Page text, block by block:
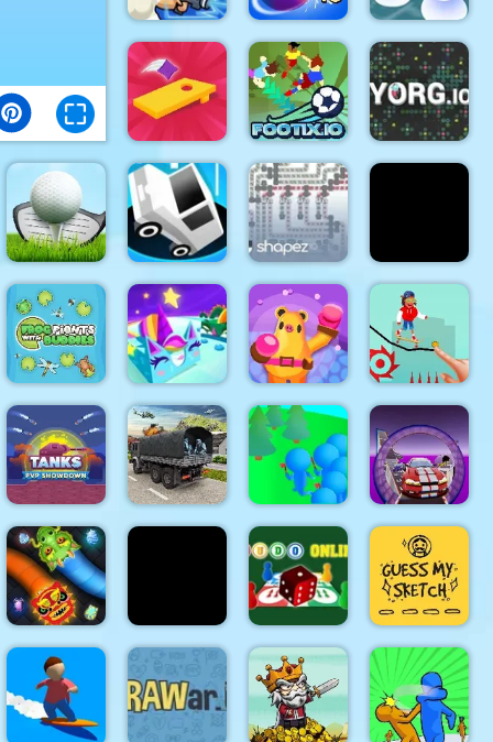
Zombie
Royale.io
Bumper Ball
io
Snowwars.io
Corn Hole
3D
Footix.io
Mini Golf
Club
Eat.io
Online
shapez.io
Draw Race
io
Frog Fights
With
Buddies
Paint.IO Sumo.io
I'm a
skateman
Tanks PVP
Showdown
Crowd
Lumberjack
Elon Cars :
Online Sky
Stunt
Slither
Dragon.io
Swipe
Runner
Ludo Online
Guess My
Sketch